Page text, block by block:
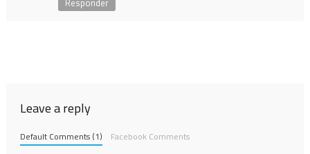
Responder
Leave a reply
Default Comments (1) Facebook Comments